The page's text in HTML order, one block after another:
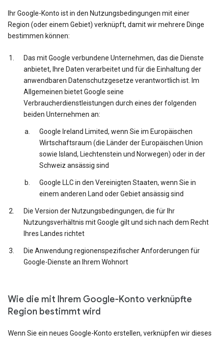
Ihr Google-Konto ist in den Nutzungsbedingungen mit einer
Region (oder einem Gebiet) verknüpft, damit wir mehrere Dinge
bestimmen können:
Das mit Google verbundene Unternehmen, das die Dienste
anbietet, Ihre Daten verarbeitet und für die Einhaltung der
anwendbaren Datenschutzgesetze verantwortlich ist. Im
Allgemeinen bietet Google seine
Verbraucherdienstleistungen durch eines der folgenden
beiden Unternehmen an:
Google Ireland Limited, wenn Sie im Europäischen
Wirtschaftsraum (die Länder der Europäischen Union
sowie Island, Liechtenstein und Norwegen) oder in der
Schweiz ansässig sind
Google LLC in den Vereinigten Staaten, wenn Sie in
einem anderen Land oder Gebiet ansässig sind
Die Version der Nutzungsbedingungen, die für Ihr
Nutzungsverhältnis mit Google gilt und sich nach dem Recht
Ihres Landes richtet
Die Anwendung regionenspezifischer Anforderungen für
Google-Dienste an Ihrem Wohnort
Wie die mit Ihrem Google-Konto verknüpfte
Region bestimmt wird
Wenn Sie ein neues Google-Konto erstellen, verknüpfen wir dieses